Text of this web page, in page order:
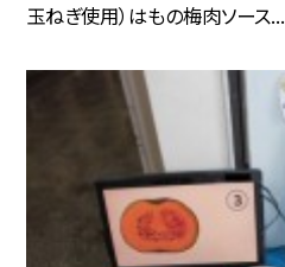
玉ねぎ使用）はもの梅肉ソース...